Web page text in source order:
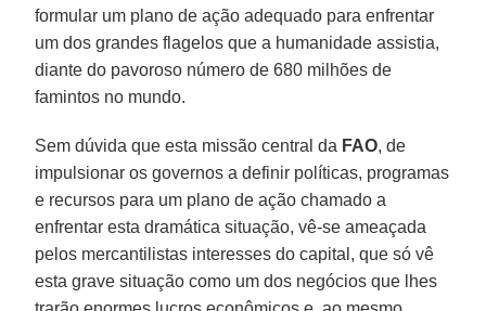
formular um plano de ação adequado para enfrentar
um dos grandes flagelos que a humanidade assistia,
diante do pavoroso número de 680 milhões de
famintos no mundo.
Sem dúvida que esta missão central da FAO, de
impulsionar os governos a definir políticas, programas
e recursos para um plano de ação chamado a
enfrentar esta dramática situação, vê-se ameaçada
pelos mercantilistas interesses do capital, que só vê
esta grave situação como um dos negócios que lhes